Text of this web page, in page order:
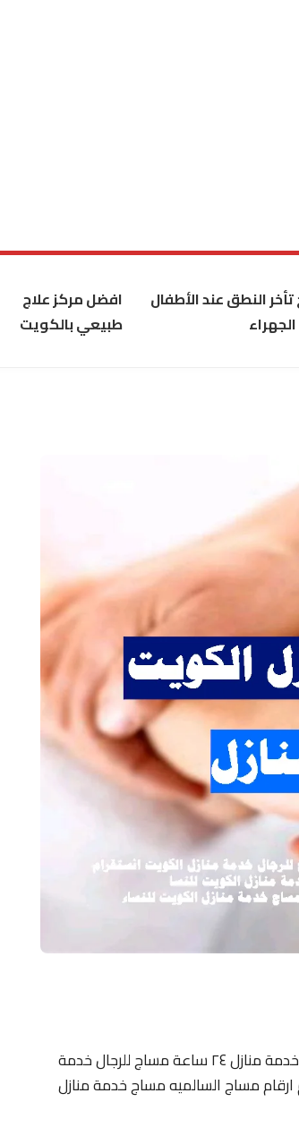
النطق عند الأطفال
افضل مركز علاج
طبيعي بالكويت
مساج منزلى الكويت 24 ساعة فلبيني مساج الكويت السالميه مساج خدمة منازل ٢٤ ساعة مساج للرجال خدمة
مساج السالميه مساج خدمة منازل